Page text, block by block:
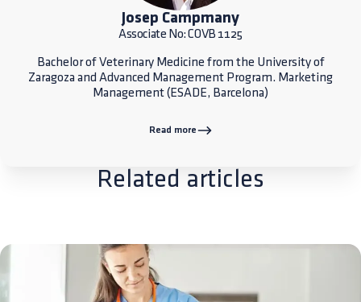
Josep Campmany
Associate No: COVB 1125
Bachelor of Veterinary Medicine from the University of
Zaragoza and Advanced Management Program. Marketing
Management (ESADE, Barcelona)
Read more
Related articles